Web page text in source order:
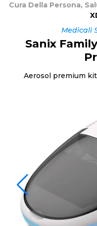
Cura Della Persona,
Medicali
Sanix
Aerosol premium